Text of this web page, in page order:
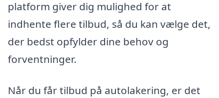
platform giver dig mulighed for at
indhente flere tilbud, så du kan vælge det,
der bedst opfylder dine behov og
forventninger.
Når du får tilbud på autolakering, er det